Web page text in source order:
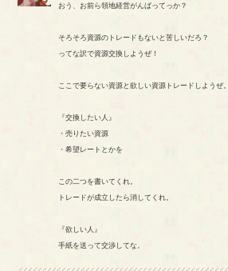
おう、お前ら領地経営がんばってっか？
そろそろ資源のトレードもないと苦しいだろ？
ってな訳で資源交換しようぜ！
ここで要らない資源と欲しい資源トレードしようぜ。
『交換したい人』
・売りたい資源
・希望レートとかを
この二つを書いてくれ。
トレードが成立したら消してくれ。
『欲しい人』
手紙を送って交渉してな。